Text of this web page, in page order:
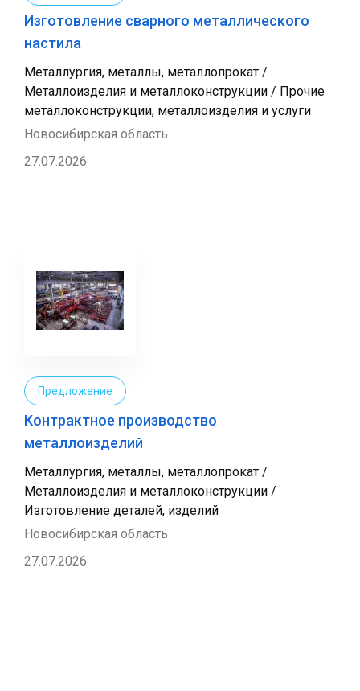
Изготовление сварного металлического
настила
Металлургия, металлы, металлопрокат /
Металлоизделия и металлоконструкции / Прочие
металлоконструкции, металлоизделия и услуги
Новосибирская область
27.07.2026
Предложение
Контрактное производство
металлоизделий
Металлургия, металлы, металлопрокат /
Металлоизделия и металлоконструкции /
Изготовление деталей, изделий
Новосибирская область
27.07.2026